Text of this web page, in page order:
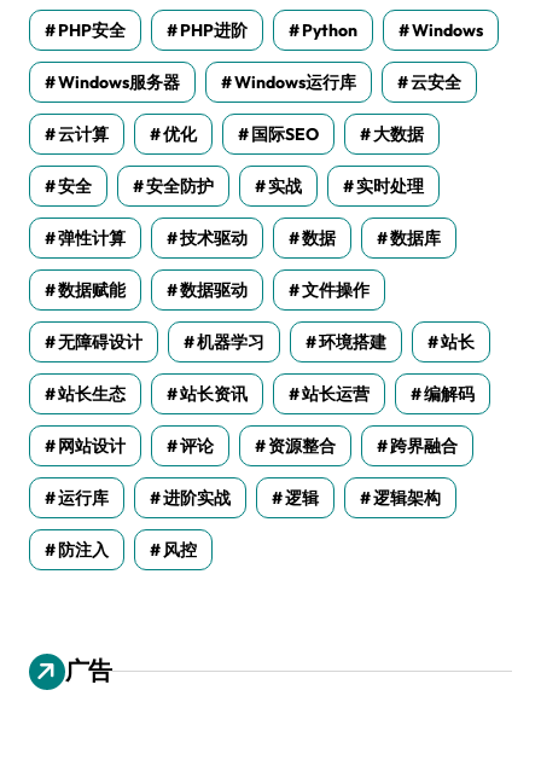
PHP安全 PHP进阶 Python Windows
Windows服务器 Windows运行库 云安全
云计算 优化 国际SEO 大数据
安全 安全防护 实战 实时处理
弹性计算 技术驱动 数据 数据库
数据赋能 数据驱动 文件操作
无障碍设计 机器学习 环境搭建 站长
站长生态 站长资讯 站长运营 编解码
网站设计 评论 资源整合 跨界融合
运行库 进阶实战 逻辑 逻辑架构
防注入 风控
广告